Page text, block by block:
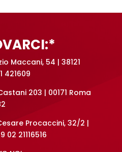
Maccani, 54 | 38121
421609
203 | 00171 Roma
Procaccini, 32/2 |
02 21116516